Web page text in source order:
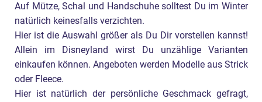
Auf Mütze, Schal und Handschuhe solltest Du im Winter
natürlich keinesfalls verzichten.
Hier ist die Auswahl größer als Du Dir vorstellen kannst!
Allein im Disneyland wirst Du unzählige Varianten
einkaufen können. Angeboten werden Modelle aus Strick
oder Fleece.
Hier ist natürlich der persönliche Geschmack gefragt,